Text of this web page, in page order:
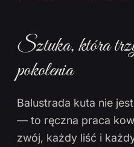
Sztuka, która
pokolenia
Balustrada kuta nie
— to ręczna praca
zwój, każdy liść i